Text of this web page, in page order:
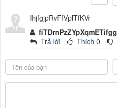
IhjfgjpRvFfVplTfKVr
Trả lời Thích 0